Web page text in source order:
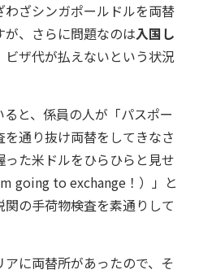
ざシンガポールドルを両替
、さらに問題なのは入国し
ビザ代が払えないという状況
と、係員の人が「パスポー
を通り抜け両替をしてきなさ
た米ドルをひらひらと見せ
going to exchange！）」と
の手荷物検査を素通りして
に両替所があったので、そ